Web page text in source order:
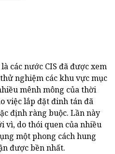
các nước CIS đã được xem
nghiệm các khu vực mục
mênh mông của thời
việc lắp đặt đinh tán đã
định ràng buộc. Lần này
vì, do thói quen của nhiều
một phong cách hung
được bền nhất.